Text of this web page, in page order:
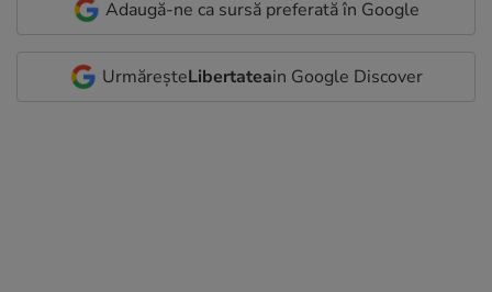
Adaugă-ne ca sursă preferată în Google
UrmăreșteLibertateain Google Discover